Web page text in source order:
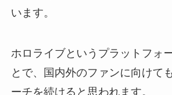
います。
ホロライブというプラットフォ
とで、国内外のファンに向けて
ーチを続けると思われます。